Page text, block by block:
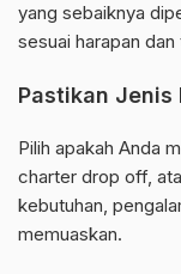
yang sebaiknya
sesuai harapan
Pastikan Jenis
Pilih apakah Anda
charter drop off,
kebutuhan,
memuaskan.